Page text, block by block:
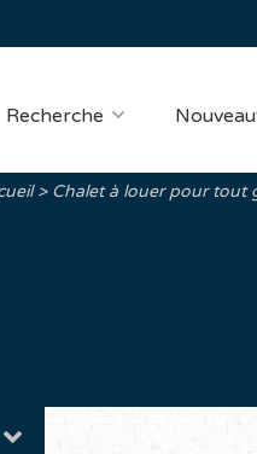
Recherche
Chalet à louer pour tout